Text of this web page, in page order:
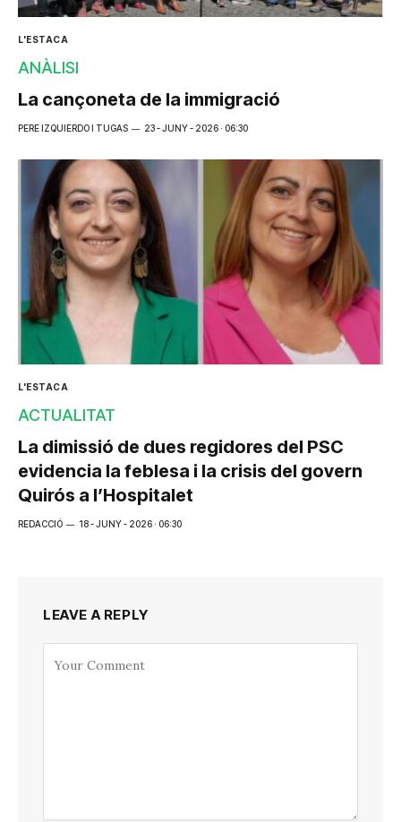
L'ESTACA
ANÀLISI
La cançoneta de la immigració
PERE IZQUIERDO I TUGAS 23 - JUNY - 2026 · 06:30
L'ESTACA
ACTUALITAT
La dimissió de dues regidores del PSC
evidencia la feblesa i la crisis del govern
Quirós a l’Hospitalet
REDACCIÓ 18 - JUNY - 2026 · 06:30
LEAVE A REPLY